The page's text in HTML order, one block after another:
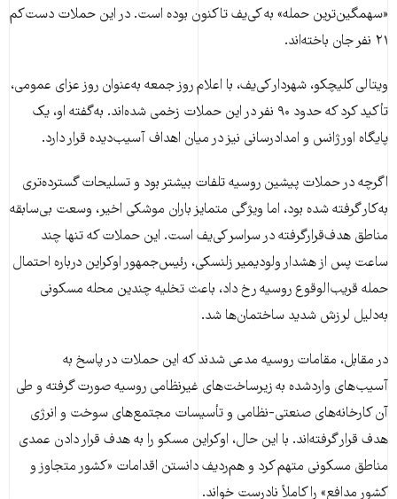
«سهمگین‌ترین حمله» به کی‌یف تاکنون بوده است. در این حملات دست‌کم
۲۱ نفر جان باخته‌اند.
ویتالی کلیچکو، شهردار کی‌یف، با اعلام روز جمعه به‌عنوان روز عزای عمومی،
تأکید کرد که حدود ۹۰ نفر در این حملات زخمی شده‌اند. به‌گفته او، یک
پایگاه اورژانس و امدادرسانی نیز در میان اهداف آسیب‌دیده قرار دارد.
اگرچه در حملات پیشین روسیه تلفات بیشتر بود و تسلیحات گسترده‌تری
به‌کار گرفته شده بود، اما ویژگی متمایز باران موشکی اخیر، وسعت بی‌سابقه
مناطق هدف‌قرارگرفته در سراسر کی‌یف است. این حملات که تنها چند
ساعت پس از هشدار ولودیمیر زلنسکی، رئیس‌جمهور اوکراین درباره احتمال
حمله قریب‌الوقوع روسیه رخ داد، باعث تخلیه چندین محله مسکونی
به‌دلیل لرزش شدید ساختمان‌ها شد.
در مقابل، مقامات روسیه مدعی شدند که این حملات در پاسخ به
آسیب‌های واردشده به زیرساخت‌های غیرنظامی روسیه صورت گرفته و طی
آن کارخانه‌های صنعتی-نظامی و تأسیسات مجتمع‌های سوخت و انرژی
هدف قرار گرفته‌اند. با این حال، اوکراین مسکو را به هدف قرار دادن عمدی
مناطق مسکونی متهم کرد و هم‌ردیف دانستن اقدامات «کشور متجاوز و
کشور مدافع» را کاملاً نادرست خواند.